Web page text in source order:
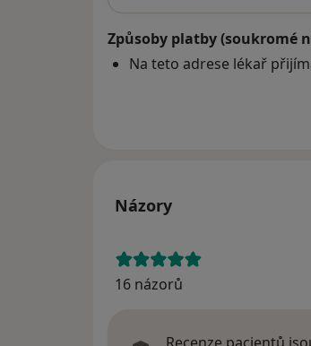
Způsoby platby (soukromé
Na teto adrese lékař
Názory
16 názorů